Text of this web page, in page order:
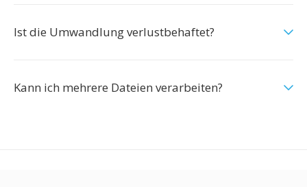
Ist die Umwandlung verlustbehaftet?
Kann ich mehrere Dateien verarbeiten?